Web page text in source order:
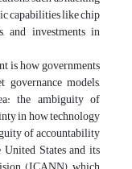
capabilities like chip
and investments in
is how governments
models,
the ambiguity of
in how technology
of accountability
States and its